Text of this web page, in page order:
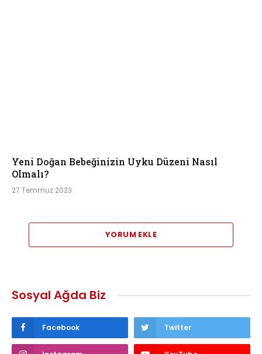
Yeni Doğan Bebeğinizin Uyku Düzeni Nasıl
Olmalı?
27 Temmuz 2023
YORUM EKLE
Sosyal Ağda Biz
Facebook Twitter